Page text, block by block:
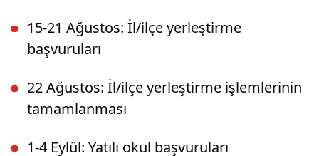
15-21 Ağustos: İl/ilçe yerleştirme
başvuruları
22 Ağustos: İl/ilçe yerleştirme işlemlerinin
tamamlanması
1-4 Eylül: Yatılı okul başvuruları